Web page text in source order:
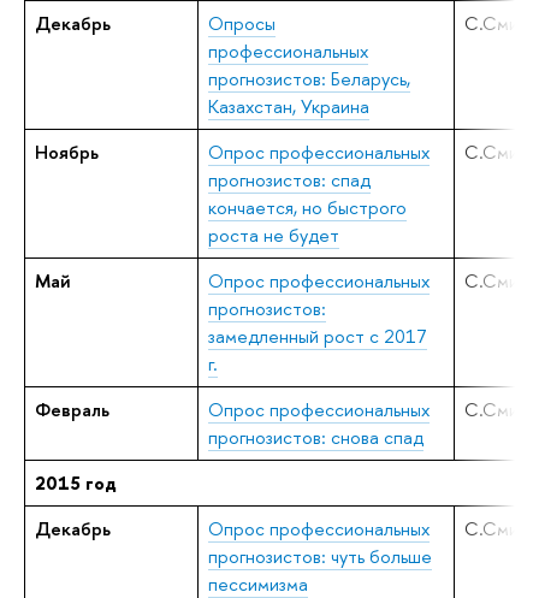
Декабрь
Опросы
профессиональных
прогнозистов: Беларусь,
Казахстан, Украина
Ноябрь
Опрос профессиональных
прогнозистов: спад
кончается, но быстрого
роста не будет
Май
Опрос профессиональных
прогнозистов:
замедленный рост с 2017
г.
Февраль
Опрос профессиональных
прогнозистов: снова спад
2015 год
Декабрь
Опрос профессиональных
прогнозистов: чуть больше
пессимизма